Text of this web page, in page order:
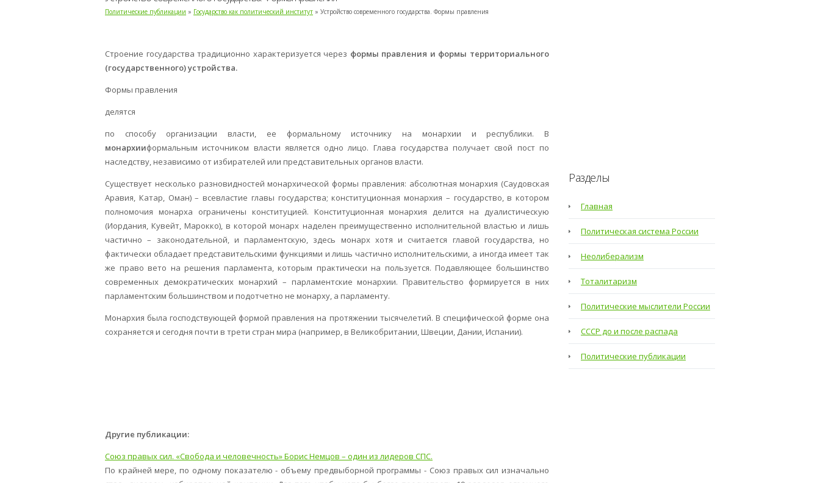
Политические публикации » Государство как политический институт » Устройство современного государства. Формы правления
Строение государства традиционно характеризуется через формы правления и формы территориального
(государственного) устройства.
Формы правления
делятся
по способу организации власти, ее формальному источнику на монархии и республики. В
монархииформальным источником власти является одно лицо. Глава государства получает свой пост по
наследству, независимо от избирателей или представительных органов власти.
Существует несколько разновидностей монархической формы правления: абсолютная монархия (Саудовская
Аравия, Катар, Оман) – всевластие главы государства; конституционная монархия – государство, в котором
полномочия монарха ограничены конституцией. Конституционная монархия делится на дуалистическую
(Иордания, Кувейт, Марокко), в которой монарх наделен преимущественно исполнительной властью и лишь
частично – законодательной, и парламентскую, здесь монарх хотя и считается главой государства, но
фактически обладает представительскими функциями и лишь частично исполнительскими, а иногда имеет так
же право вето на решения парламента, которым практически на пользуется. Подавляющее большинство
современных демократических монархий – парламентские монархии. Правительство формируется в них
парламентским большинством и подотчетно не монарху, а парламенту.
Монархия была господствующей формой правления на протяжении тысячелетий. В специфической форме она
сохраняется и сегодня почти в трети стран мира (например, в Великобритании, Швеции, Дании, Испании).
Другие публикации:
Союз правых сил. «Свобода и человечность» Борис Немцов – один из лидеров СПС.
По крайней мере, по одному показателю - объему предвыборной программы - Союз правых сил изначально
Разделы
Главная
Политическая система России
Неолиберализм
Тоталитаризм
Политические мыслители России
СССР до и после распада
Политические публикации